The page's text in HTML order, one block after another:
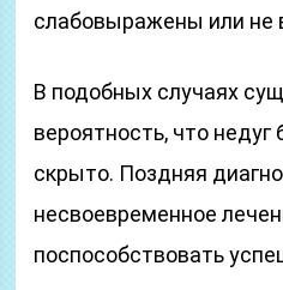
слабовыражены или не
В подобных случаях
вероятность, что недуг
скрыто. Поздняя
несвоевременное
поспособствовать